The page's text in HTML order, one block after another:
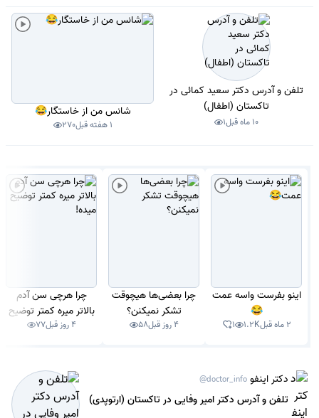
تلفن و آدرس دکتر سعید کمائی در
تاکستان (اطفال)
10 ماه قبل 1
شانس من از خاستگار😂
1 هفته قبل 270
اینو بفرست واسه عمت
😂
2 ماه قبل 1.2K
1
چرا بعضی‌ها هیچوقت
تشکر نمیکنن؟
4 روز قبل 58
چرا هرچی سن آدم
بالاتر میره کمتر توضیح
میده!
4 روز قبل 77
دکتر اینفو @doctor_info
تلفن و آدرس دکتر امیر وفایی در تاکستان (ارتوپدی)